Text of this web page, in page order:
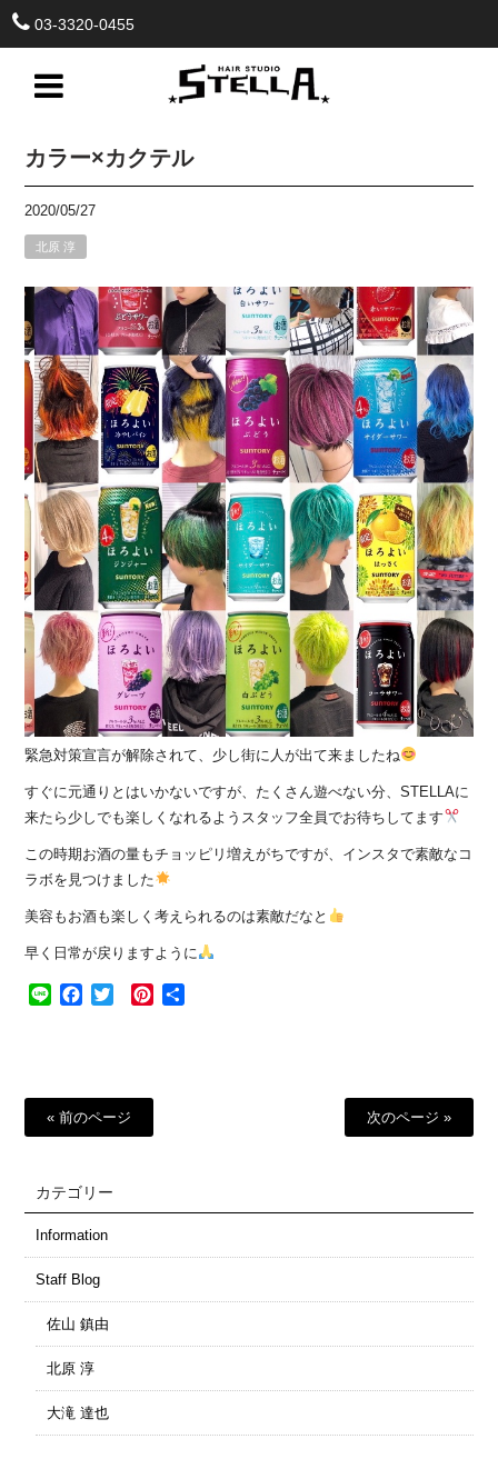
03-3320-0455
カラー×カクテル
2020/05/27
北原 淳
緊急対策宣言が解除されて、少し街に人が出て来ましたね
すぐに元通りとはいかないですが、たくさん遊べない分、STELLAに
来たら少しでも楽しくなれるようスタッフ全員でお待ちしてます
この時期お酒の量もチョッピリ増えがちですが、インスタで素敵なコ
ラボを見つけました
美容もお酒も楽しく考えられるのは素敵だなと
早く日常が戻りますように
Line Facebook
Twitter Pinterest
« 前のページ 次のページ »
カテゴリー
Information
Staff Blog
佐山 鎮由
北原 淳
大滝 達也